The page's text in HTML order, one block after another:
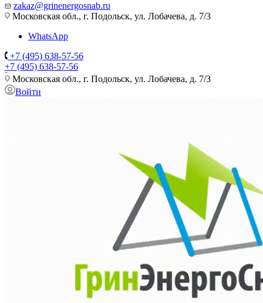
zakaz@grinenergosnab.ru
Московская обл., г. Подольск, ул. Лобачева, д. 7/3
WhatsApp
+7 (495) 638-57-56
+7 (495) 638-57-56
Московская обл., г. Подольск, ул. Лобачева, д. 7/3
Войти